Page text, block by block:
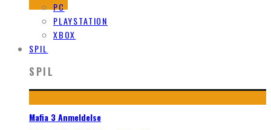
PC
PLAYSTATION
XBOX
SPIL
SPIL
Mafia 3 Anmeldelse